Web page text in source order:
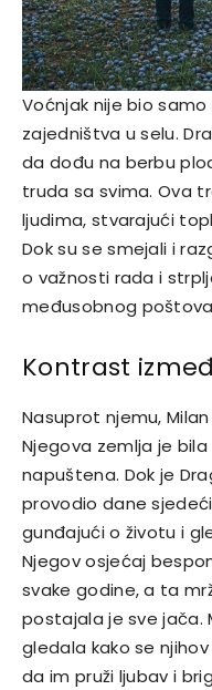
Voćnjak nije bio
zajedništva u selu.
da dođu na berbu
truda sa svima. Ova
ljudima, stvarajući
Dok su se smejali i
o važnosti rada i
međusobnog
Kontrast
Nasuprot njemu,
Njegova zemlja je
napuštena. Dok je
provodio dane
gunđajući o životu i
Njegov osjećaj
svake godine, a ta
postajala je sve jača.
gledala kako se
da im pruži ljubav i